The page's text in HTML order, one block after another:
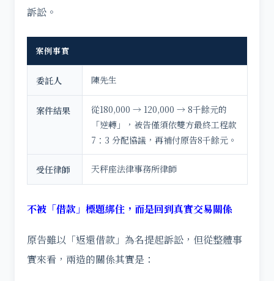
訴訟。
案例事實
委託人 陳先生
案件結果
從180,000 → 120,000 → 8千餘元的
「逆轉」，被告僅須依雙方最終工程款
7：3 分配協議，再補付原告8千餘元。
受任律師 天秤座法律事務所律師
不被「借款」標題綁住，而是回到真實交易關係
原告雖以「返還借款」為名提起訴訟，但從整體事
實來看，兩造的關係其實是：